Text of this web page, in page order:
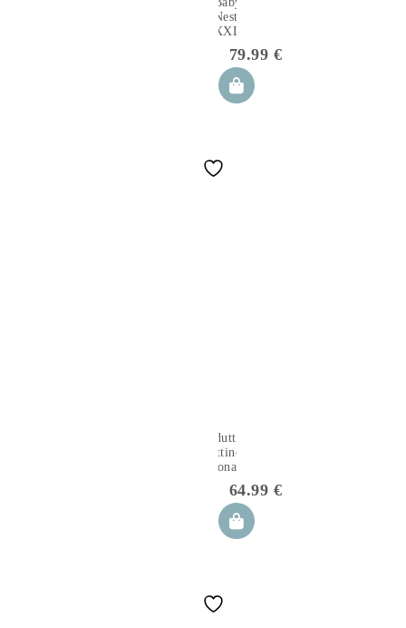
Nest
XXL
79.99 €
Riduttore
Lettino
Neonato
64.99 €